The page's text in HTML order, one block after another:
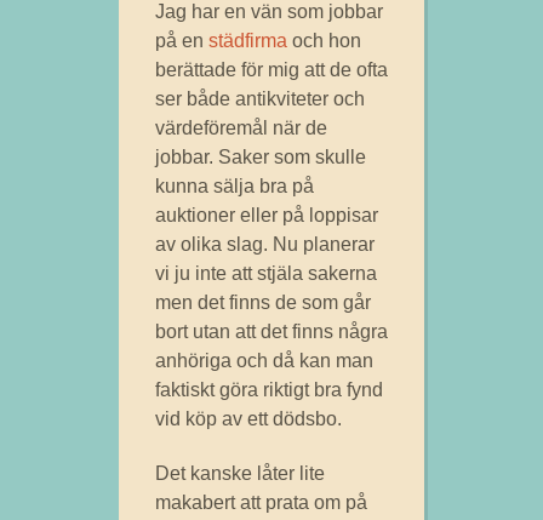
Jag har en vän som jobbar
på en städfirma och hon
berättade för mig att de ofta
ser både antikviteter och
värdeföremål när de
jobbar. Saker som skulle
kunna sälja bra på
auktioner eller på loppisar
av olika slag. Nu planerar
vi ju inte att stjäla sakerna
men det finns de som går
bort utan att det finns några
anhöriga och då kan man
faktiskt göra riktigt bra fynd
vid köp av ett dödsbo.
Det kanske låter lite
makabert att prata om på